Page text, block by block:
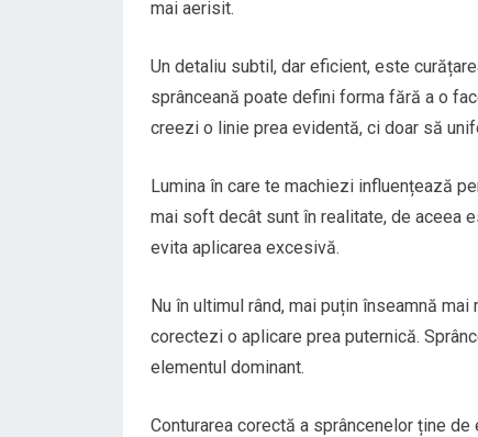
mai aerisit.
Un detaliu subtil, dar eficient, este
sprânceană poate defini forma fără a o
creezi o linie prea evidentă, ci doar să
Lumina în care te machiezi influențează
mai soft decât sunt în realitate, de aceea
evita aplicarea excesivă.
Nu în ultimul rând, mai puțin înseamnă
corectezi o aplicare prea puternică.
elementul dominant.
Conturarea corectă a sprâncenelor ține